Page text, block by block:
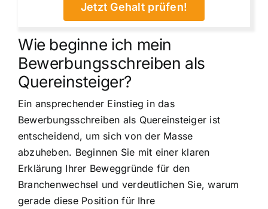
Jetzt Gehalt prüfen!
Wie beginne ich mein
Bewerbungsschreiben als
Quereinsteiger?
Ein ansprechender Einstieg in das
Bewerbungsschreiben als Quereinsteiger ist
entscheidend, um sich von der Masse
abzuheben. Beginnen Sie mit einer klaren
Erklärung Ihrer Beweggründe für den
Branchenwechsel und verdeutlichen Sie, warum
gerade diese Position für Ihre